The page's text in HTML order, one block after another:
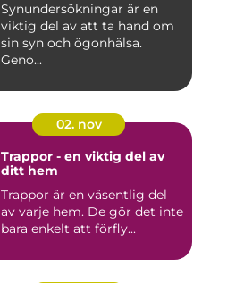
Synundersökningar är en
viktig del av att ta hand om
sin syn och ögonhälsa.
Geno...
02. nov
Trappor - en viktig del av
ditt hem
Trappor är en väsentlig del
av varje hem. De gör det inte
bara enkelt att förfly...